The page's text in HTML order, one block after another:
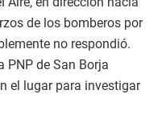
de los bomberos por
no respondió.
PNP de San Borja
el lugar para investigar